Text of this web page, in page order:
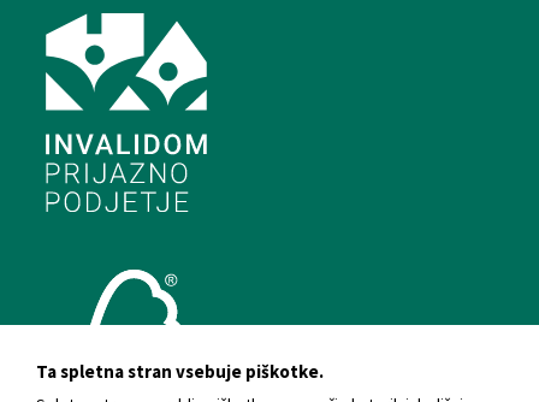
Ta spletna stran vsebuje piškotke.